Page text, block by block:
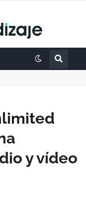
y vídeo